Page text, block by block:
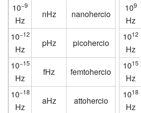
10−9
Hz
nHz nanohercio
109
Hz
10−12
Hz
pHz picohercio
1012
Hz
10−15
Hz
fHz femtohercio
1015
Hz
10−18
Hz
aHz attohercio
1018
Hz